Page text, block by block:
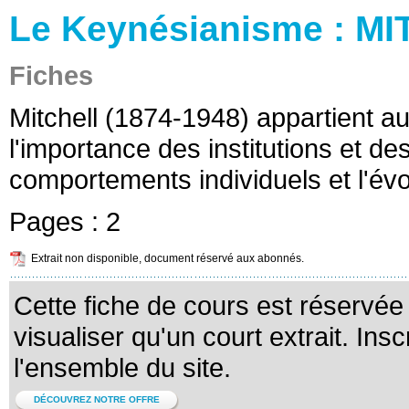
Le Keynésianisme :
Fiches
Mitchell (1874-1948) appartient
l'importance des institutions et
comportements individuels et
Pages : 2
Extrait non disponible, document réservé aux abonnés.
Cette fiche de cours est
visualiser qu'un court extrait.
l'ensemble du site.
DÉCOUVREZ NOTRE OFFRE